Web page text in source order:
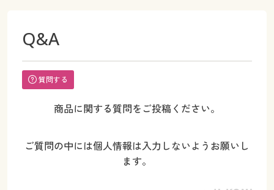
Q&A
質問する
商品に関する質問をご投稿ください。
ご質問の中には個人情報は入力しないようお願いし
ます。